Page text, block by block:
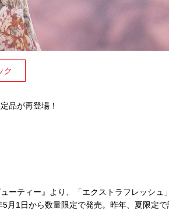
ク
品が再登場！
ーティー』より、「エクストラフレッシュ
月1日から数量限定で発売。昨年、夏限定で